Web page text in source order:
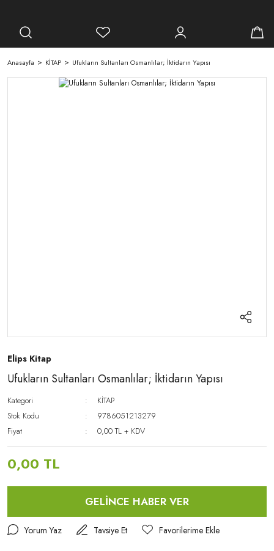
Anasayfa KİTAP Ufukların Sultanları Osmanlılar; İktidarın Yapısı
Elips Kitap
Ufukların Sultanları Osmanlılar; İktidarın Yapısı
Kategori
KİTAP
Stok Kodu
9786051213279
Fiyat
0,00 TL + KDV
0,00 TL
GELİNCE HABER VER
Yorum Yaz Tavsiye Et